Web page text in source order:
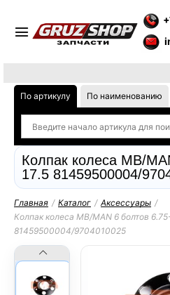
По артикулу По наименованию
Колпак колеса MB/
17.5 81459500004/
Главная / Каталог / Аксессуары /
Колпак колеса MB/MAN 6 болтов
81459500004/9704010025